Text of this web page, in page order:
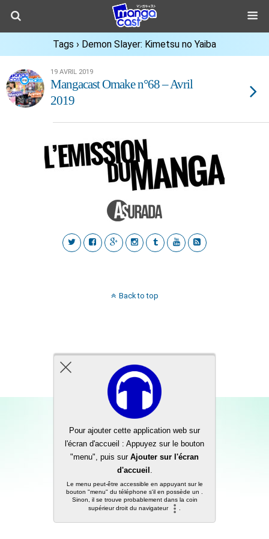
Tags › Demon Slayer: Kimetsu no Yaiba
19 AVRIL 2019
Mangacast Omake n°68 – Avril
2019
Back to top